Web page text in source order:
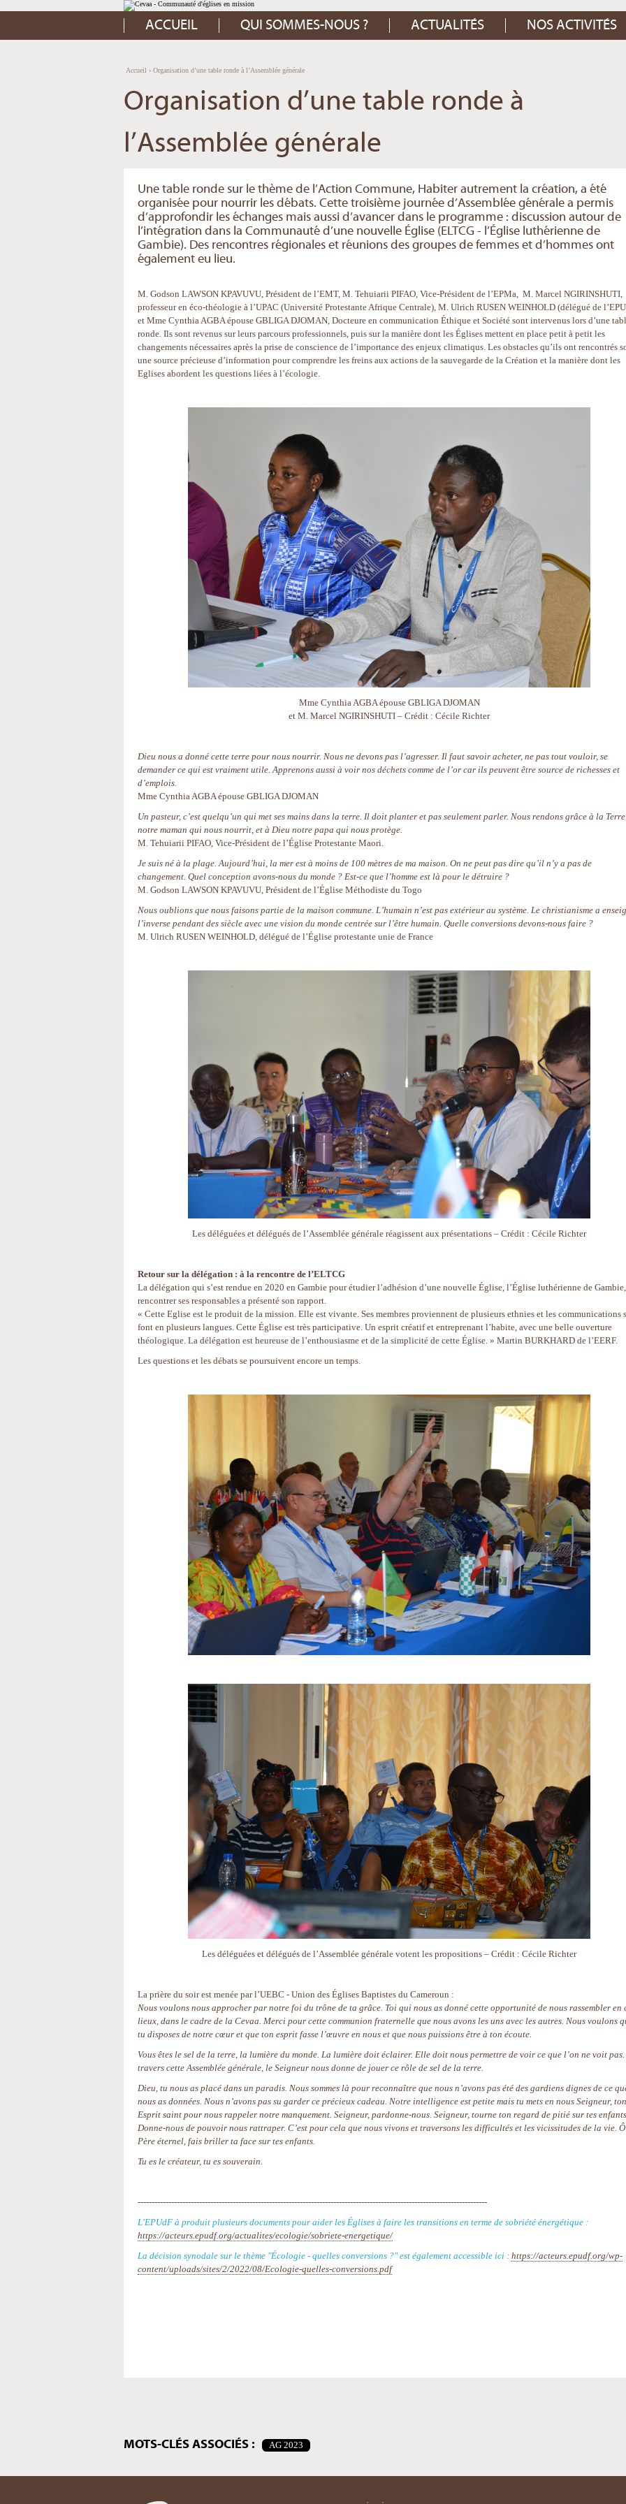
Aller
au
contenu.
Aller
à
Outils
personnels
ACCUEIL QUI SOMMES-NOUS ? ACTUALITÉS NOS ACTIVITÉS
Accueil › Organisation d’une table ronde à l’Assemblée générale
Organisation d’une table ronde à
l’Assemblée générale
Une table ronde sur le thème de l’Action Commune, Habiter autrement la création, a été
organisée pour nourrir les débats. Cette troisième journée d’Assemblée générale a permis
d’approfondir les échanges mais aussi d’avancer dans le programme : discussion autour de
l’intégration dans la Communauté d’une nouvelle Église (ELTCG - l’Église luthérienne de
Gambie). Des rencontres régionales et réunions des groupes de femmes et d’hommes ont
également eu lieu.
M. Godson LAWSON KPAVUVU, Président de l’EMT, M. Tehuiarii PIFAO, Vice-Président de l’EPMa, M. Marcel NGIRINSHUTI,
professeur en éco-théologie à l’UPAC (Université Protestante Afrique Centrale), M. Ulrich RUSEN WEINHOLD (délégué de
et Mme Cynthia AGBA épouse GBLIGA DJOMAN, Docteure en communication Éthique et Société sont intervenus lors d’une
ronde. Ils sont revenus sur leurs parcours professionnels, puis sur la manière dont les Églises mettent en place petit à petit les
changements nécessaires après la prise de conscience de l’importance des enjeux climatiqus. Les obstacles qu’ils ont rencontrés
une source précieuse d’information pour comprendre les freins aux actions de la sauvegarde de la Création et la manière dont les
Eglises abordent les questions liées à l’écologie.
Mme Cynthia AGBA épouse GBLIGA DJOMAN
et M. Marcel NGIRINSHUTI – Crédit : Cécile Richter
Dieu nous a donné cette terre pour nous nourrir. Nous ne devons pas l’agresser. Il faut savoir acheter, ne pas tout vouloir, se
demander ce qui est vraiment utile. Apprenons aussi à voir nos déchets comme de l’or car ils peuvent être source de richesses et
d’emplois.
Mme Cynthia AGBA épouse GBLIGA DJOMAN
Un pasteur, c’est quelqu’un qui met ses mains dans la terre. Il doit planter et pas seulement parler. Nous rendons grâce à la Terre,
notre maman qui nous nourrit, et à Dieu notre papa qui nous protège.
M. Tehuiarii PIFAO, Vice-Président de l’Église Protestante Maori.
Je suis né à la plage. Aujourd’hui, la mer est à moins de 100 mètres de ma maison. On ne peut pas dire qu’il n’y a pas de
changement. Quel conception avons-nous du monde ? Est-ce que l’homme est là pour le détruire ?
M. Godson LAWSON KPAVUVU, Président de l’Église Méthodiste du Togo
Nous oublions que nous faisons partie de la maison commune. L’humain n’est pas extérieur au système. Le christianisme a
l’inverse pendant des siècle avec une vision du monde centrée sur l’être humain. Quelle conversions devons-nous faire ?
M. Ulrich RUSEN WEINHOLD, délégué de l’Église protestante unie de France
Les déléguées et délégués de l’Assemblée générale réagissent aux présentations – Crédit : Cécile Richter
Retour sur la délégation : à la rencontre de l’ELTCG
La délégation qui s’est rendue en 2020 en Gambie pour étudier l’adhésion d’une nouvelle Église, l’Église luthérienne de
rencontrer ses responsables a présenté son rapport.
« Cette Eglise est le produit de la mission. Elle est vivante. Ses membres proviennent de plusieurs ethnies et les communications
font en plusieurs langues. Cette Église est très participative. Un esprit créatif et entreprenant l’habite, avec une belle ouverture
théologique. La délégation est heureuse de l’enthousiasme et de la simplicité de cette Église. » Martin BURKHARD de l’EERF.
Les questions et les débats se poursuivent encore un temps.
Les déléguées et délégués de l’Assemblée générale votent les propositions – Crédit : Cécile Richter
La prière du soir est menée par l’UEBC - Union des Églises Baptistes du Cameroun :
Nous voulons nous approcher par notre foi du trône de ta grâce. Toi qui nous as donné cette opportunité de nous rassembler en
lieux, dans le cadre de la Cevaa. Merci pour cette communion fraternelle que nous avons les uns avec les autres. Nous voulons
tu disposes de notre cœur et que ton esprit fasse l’œuvre en nous et que nous puissions être à ton écoute.
Vous êtes le sel de la terre, la lumière du monde. La lumière doit éclairer. Elle doit nous permettre de voir ce que l’on ne voit pas.
travers cette Assemblée générale, le Seigneur nous donne de jouer ce rôle de sel de la terre.
Dieu, tu nous as placé dans un paradis. Nous sommes là pour reconnaître que nous n’avons pas été des gardiens dignes de ce
nous as données. Nous n’avons pas su garder ce précieux cadeau. Notre intelligence est petite mais tu mets en nous Seigneur, ton
Esprit saint pour nous rappeler notre manquement. Seigneur, pardonne-nous. Seigneur, tourne ton regard de pitié sur tes
Donne-nous de pouvoir nous rattraper. C’est pour cela que nous vivons et traversons les difficultés et les vicissitudes de la vie. Ô
Père éternel, fais briller ta face sur tes enfants.
Tu es le créateur, tu es souverain.
-----------------------------------------------------------------------------------------------------------------------------
L'EPUdF à produit plusieurs documents pour aider les Églises à faire les transitions en terme de sobriété énergétique :
https://acteurs.epudf.org/actualites/ecologie/sobriete-energetique/
La décision synodale sur le thème "Écologie - quelles conversions ?" est également accessible ici : https://acteurs.epudf.org/wp-
content/uploads/sites/2/2022/08/Ecologie-quelles-conversions.pdf
MOTS-CLÉS ASSOCIÉS : AG 2023